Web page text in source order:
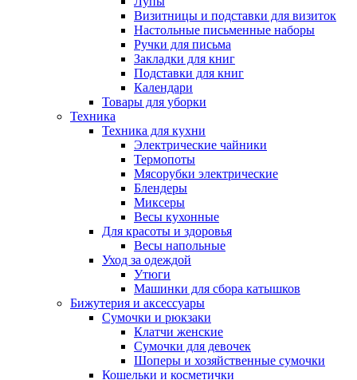
Визитницы и подставки для визиток
Настольные письменные наборы
Ручки для письма
Закладки для книг
Подставки для книг
Календари
Товары для уборки
Техника
Техника для кухни
Электрические чайники
Термопоты
Мясорубки электрические
Блендеры
Миксеры
Весы кухонные
Для красоты и здоровья
Весы напольные
Уход за одеждой
Утюги
Машинки для сбора катышков
Бижутерия и аксессуары
Сумочки и рюкзаки
Клатчи женские
Сумочки для девочек
Шоперы и хозяйственные сумочки
Кошельки и косметички